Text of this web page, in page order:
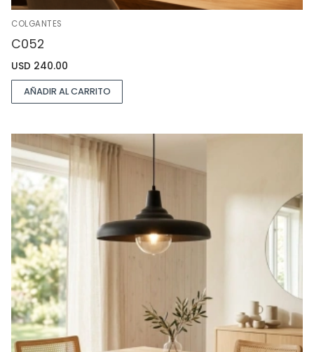
COLGANTES
C052
USD 240.00
AÑADIR AL CARRITO